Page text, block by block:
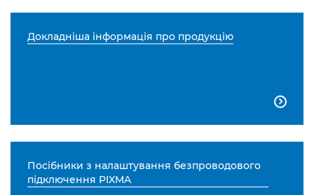
Докладніша інформація про продукцію

Посібники з налаштування безпроводового
підключення PIXMA